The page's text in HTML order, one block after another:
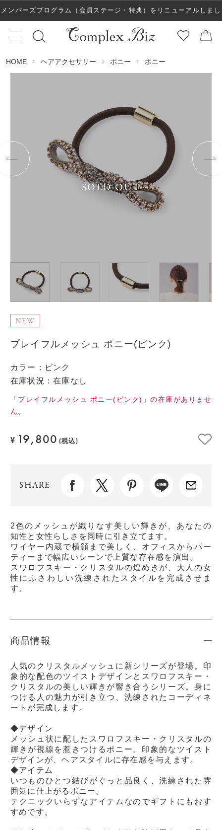
メンバーズプログラム（会員ステージ・特典）をリニューアルしまし
た！
HOME ヘアアクセサリー ポニー ポニー
SOLD OUT
NEW
プレイフルメッシュ ポニー(ピンク)
カラー ：
ピンク
在庫状況：在庫なし
「プレイフルメッシュ ポニー(ピンク)」の在庫がありませ
ん。
¥ 19,800 (税込)
SHARE
2色のメッシュが織りなす美しい輝きが、あなたの
知性と女性らしさを同時に引き立てます。
ワイヤー内蔵で横顔まで美しく、オフィスからパー
ティーまで幅広いシーンで上質な存在感を演出。
スワロフスキー・クリスタルの煌めきが、大人の女
性にふさわしい洗練されたスタイルを完成させま
す。
商品情報
人気のクリスタルメッシュに新シリーズが登場。印
象的な配色のツイストデザインとスワロフスキー・
クリスタルの美しい輝きが響き合うシリーズ。身に
つける人の魅力が引き立つ、洗練されたコーディネ
ートが完成します。
◆デザイン
メッシュ状に配したスワロフスキー・クリスタルの
輝きが視線を惹きつけるポニー。印象的なツイスト
デザインが、ヘアスタイルに存在感を与えます。
◆アイテム
いつものひとつ結びがぐっと品良く、洗練された雰
囲気に仕上がるポニー。
テクニックいらずなアイテムなのでギフトにもおす
すめです。